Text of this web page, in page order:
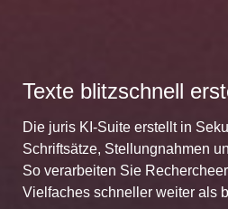
Texte blitzschnell
Die juris KI-Suite erstellt in
Schriftsätze, Stellungnahmen
So verarbeiten Sie
Vielfaches schneller weiter als